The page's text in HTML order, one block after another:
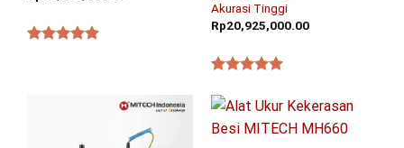
Akurasi Tinggi
Rp20,925,000.00